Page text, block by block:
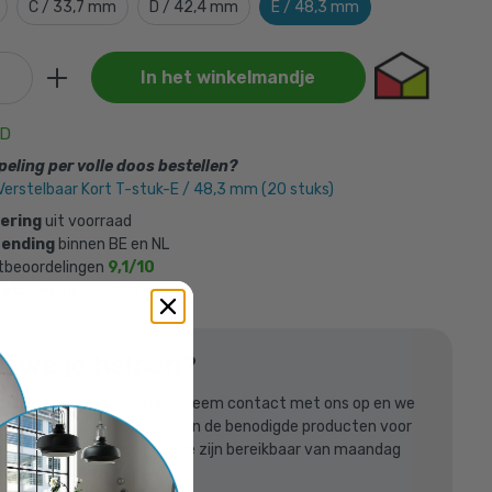
C / 33,7 mm D / 42,4 mm E / 48,3 mm
In het winkelmandje
per volle doos bestellen?
Kort T-stuk-E / 48,3 mm (20 stuks)
uit voorraad
binnen BE en NL
9,1/10
mogelijk via Klarna
we je helpen?
staan voor je klaar! Neem contact met ons op en we
bij het samenstellen van de benodigde producten voor
steigerbuis bouwproject! We zijn bereikbaar van maandag
8:30uur tot 17:00uur.
E /